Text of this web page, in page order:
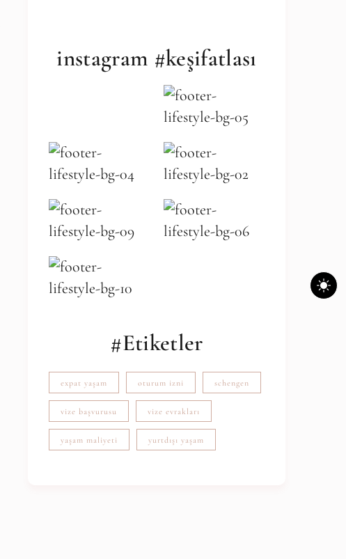
instagram #keşifatlası
#Etiketler
expat yaşam oturum izni schengen
vize başvurusu vize evrakları
yaşam maliyeti yurtdışı yaşam